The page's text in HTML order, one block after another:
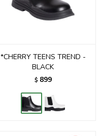
*CHERRY TEENS TREND -
BLACK
$ 899